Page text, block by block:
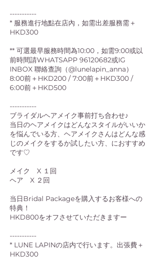
-----------
* 服務進行地點在店內，如需出差服務需＋
HKD300
** 可選最早服務時間為10:00，如需9:00或以
前時間請WHATSAPP 96120682或IG
INBOX 聯絡查詢（@lunelapin_anna）
8:00前＋HKD200 / 7:00前＋HKD300 /
6:00前＋HKD500
-----------
ブライダルヘアメイク事前打ち合わせ♪
当日のヘアメイクはどんなスタイルがいいか
を悩んでいる方、ヘアメイクさんはどんな感
じのメイクをするか試したい方、におすすめ
です♡
メイク X １回
ヘア X ２回
当日Bridal Packageを購入するお客様への
特典！
HKD800をオフさせていただきますー
-----------
* LUNE LAPINの店内で行います。出張費＋
HKD300